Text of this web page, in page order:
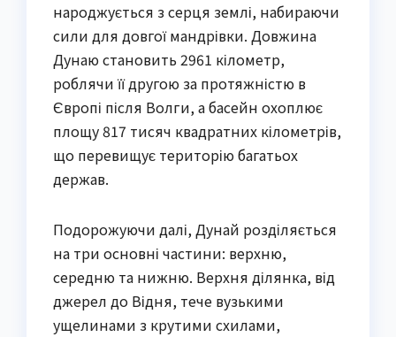
народжується з серця землі, набираючи
сили для довгої мандрівки. Довжина
Дунаю становить 2961 кілометр,
роблячи її другою за протяжністю в
Європі після Волги, а басейн охоплює
площу 817 тисяч квадратних кілометрів,
що перевищує територію багатьох
держав.
Подорожуючи далі, Дунай розділяється
на три основні частини: верхню,
середню та нижню. Верхня ділянка, від
джерел до Відня, тече вузькими
ущелинами з крутими схилами,